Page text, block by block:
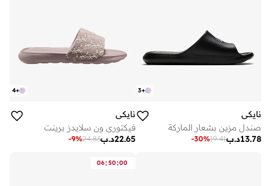
+
3
نايكي
صندل مزين بشعار الماركة
د.ب13.78
19.41
-30%
+
4
نايكي
فيكتوري ون سلايدز برينت
د.ب22.65
24.83
-9%
06:50:00